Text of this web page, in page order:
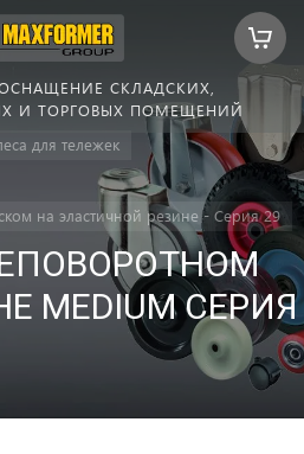
СКЛАДСКИХ,
И ТОРГОВЫХ ПОМЕЩЕНИЙ
для тележек
на эластичной резине - Серия 29
MEDIUM СЕРИЯ